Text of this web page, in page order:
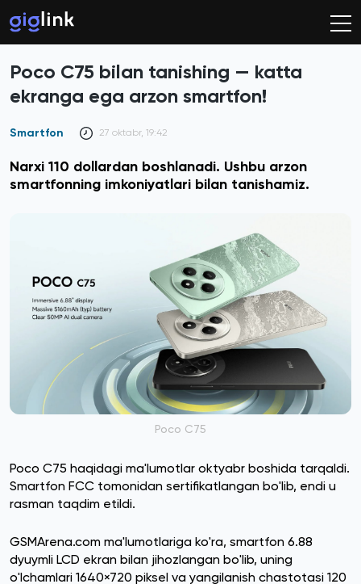
Poco C75 bilan tanishing — katta
ekranga ega arzon smartfon!
Smartfon 27 oktabr, 19:42
Narxi 110 dollardan boshlanadi. Ushbu arzon
smartfonning imkoniyatlari bilan tanishamiz.
Poco C75
Poco C75 haqidagi ma'lumotlar oktyabr boshida tarqaldi.
Smartfon FCC tomonidan sertifikatlangan bo'lib, endi u
rasman taqdim etildi.
GSMArena.com ma'lumotlariga ko'ra, smartfon 6.88
dyuymli LCD ekran bilan jihozlangan bo'lib, uning
o'lchamlari 1640×720 piksel va yangilanish chastotasi 120